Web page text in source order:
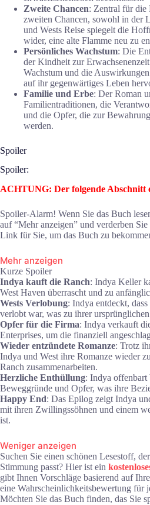
Zweite Chancen: Zentral für die
zweiten Chancen, sowohl in der
und Wests Reise spiegelt die
wider, eine alte Flamme neu zu
Persönliches Wachstum: Die
der Kindheit zur
Wachstum und die
auf ihr gegenwärtiges Leben
Familie und Erbe: Der Roman
Familientraditionen, die
und die Opfer, die zur
werden.
Spoiler
Spoiler:
ACHTUNG: Der folgende Abschnitt
Spoiler-Alarm! Wenn Sie das Buch
auf “Mehr anzeigen” und verderben
Link für Sie, um das Buch zu
Mehr anzeigen
Kurze Spoiler
Indya kauft die Ranch: Indya Keller
West Haven überrascht und zu
Wests Verlobung: Indya entdeckt,
verlobt war, was zu ihrer
Opfer für die Firma: Indya verkauft
Enterprises, um die finanziell
Wieder entzündete Romanze: Trotz
Indya und West ihre Romanze wieder
Ranch zusammenarbeiten.
Herzliche Enthüllung: Indya offenbart
Beweggründe und Opfer, was ihre
Happy End: Das Epilog zeigt Indya
mit ihren Zwillingssöhnen und einem
ist.
Weniger anzeigen
Suchen Sie einen schönen Lesestoff,
Stimmung passt? Hier ist ein
gibt Ihnen Vorschläge basierend auf
eine Wahrscheinlichkeitsbewertung für
Möchten Sie das Buch finden, das Sie